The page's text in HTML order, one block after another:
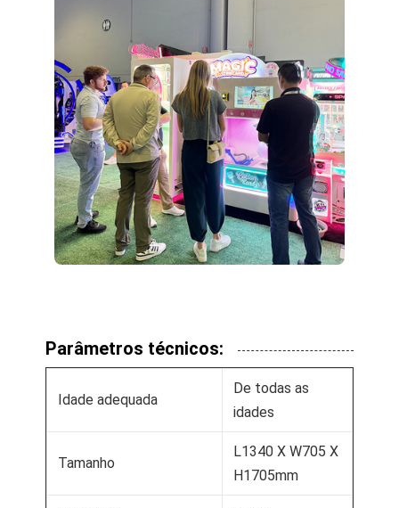
Parâmetros técnicos:
Idade adequada
De todas as
idades
Tamanho
L1340 X W705 X
H1705mm